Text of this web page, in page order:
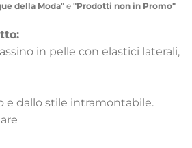
della Moda" e "Prodotti non in Promo"
in pelle con elastici laterali,
e dallo stile intramontabile.